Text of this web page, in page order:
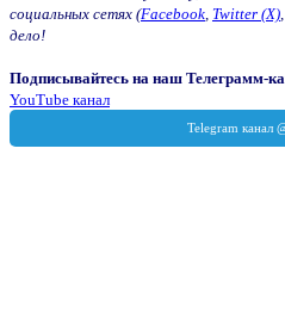
социальных сетях (Facebook Twitter (X)
дело!
Подписывайтесь на наш Телеграмм-
YouTube канал